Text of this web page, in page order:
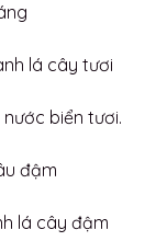
lá cây tươi
biển tươi.
đậm
lá cây đậm